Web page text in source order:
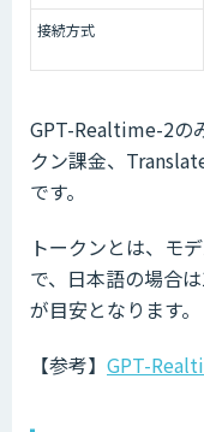
接続方式
GPT-Realtime-2の
クン課金、
です。
トークンとは、モ
で、日本語の場合
が目安となります。
【参考】 GPT-